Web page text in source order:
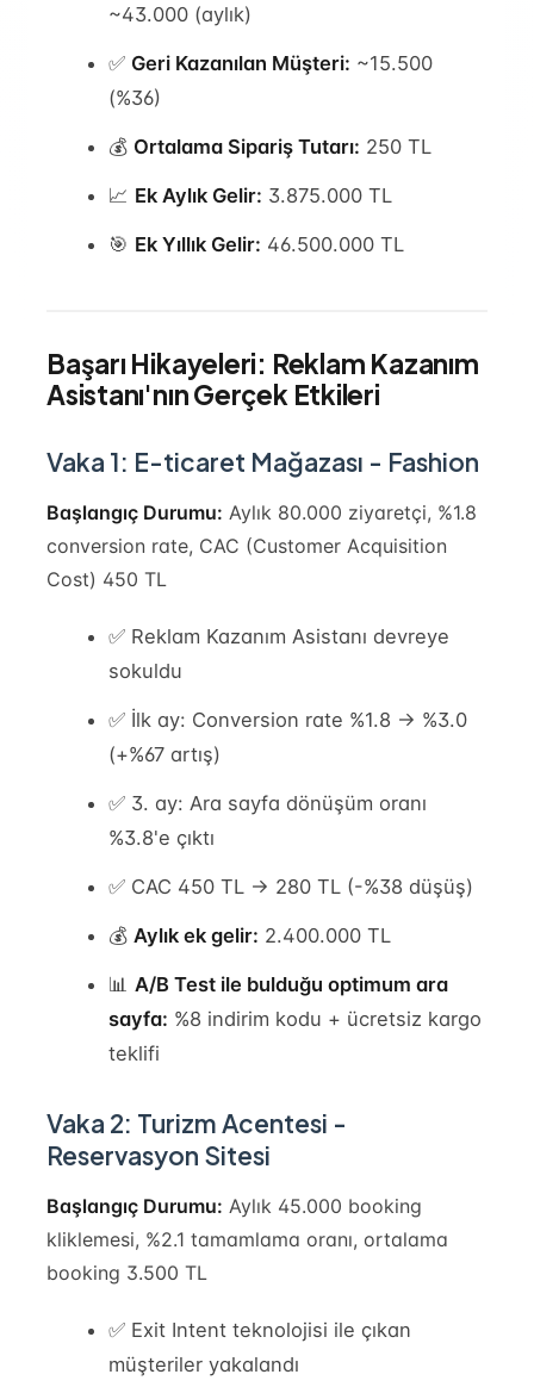
~43.000 (aylık)
✅ Geri Kazanılan Müşteri: ~15.500
(%36)
💰 Ortalama Sipariş Tutarı: 250 TL
📈 Ek Aylık Gelir: 3.875.000 TL
🎯 Ek Yıllık Gelir: 46.500.000 TL
Başarı Hikayeleri: Reklam Kazanım
Asistanı'nın Gerçek Etkileri
Vaka 1: E-ticaret Mağazası - Fashion
Başlangıç Durumu: Aylık 80.000 ziyaretçi, %1.8
conversion rate, CAC (Customer Acquisition
Cost) 450 TL
✅ Reklam Kazanım Asistanı devreye
sokuldu
✅ İlk ay: Conversion rate %1.8 → %3.0
(+%67 artış)
✅ 3. ay: Ara sayfa dönüşüm oranı
%3.8'e çıktı
✅ CAC 450 TL → 280 TL (-%38 düşüş)
💰 Aylık ek gelir: 2.400.000 TL
📊 A/B Test ile bulduğu optimum ara
sayfa: %8 indirim kodu + ücretsiz kargo
teklifi
Vaka 2: Turizm Acentesi -
Reservasyon Sitesi
Başlangıç Durumu: Aylık 45.000 booking
kliklemesi, %2.1 tamamlama oranı, ortalama
booking 3.500 TL
✅ Exit Intent teknolojisi ile çıkan
müşteriler yakalandı